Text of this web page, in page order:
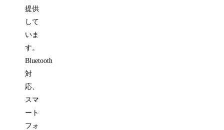
提供
して
いま
す。
Bluetooth
対
応、
スマ
ート
フォ